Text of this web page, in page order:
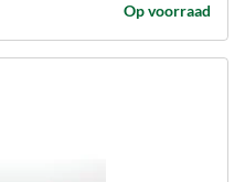
Op voorraad